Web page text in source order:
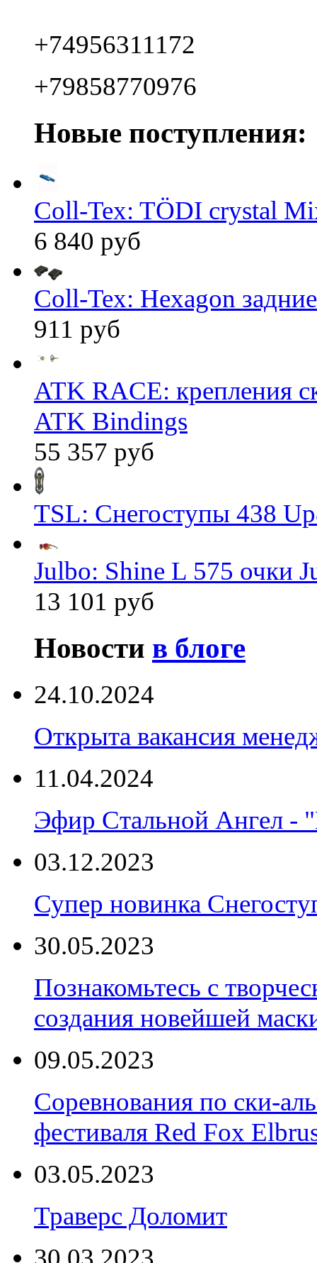
+74956311172
+79858770976
Новые поступления:
Coll-Tex: TÖDI crystal
6 840 руб
Coll-Tex: Hexagon
911 руб
ATK RACE: крепления
ATK Bindings
55 357 руб
TSL: Снегоступы 438
Julbo: Shine L 575 очки
13 101 руб
Новости в блоге
24.10.2024
Открыта вакансия
11.04.2024
Эфир Стальной Ангел -
03.12.2023
Супер новинка
30.05.2023
Познакомьтесь с
создания новейшей
09.05.2023
Соревнования по ски-
фестиваля Red Fox
03.05.2023
Траверс Доломит